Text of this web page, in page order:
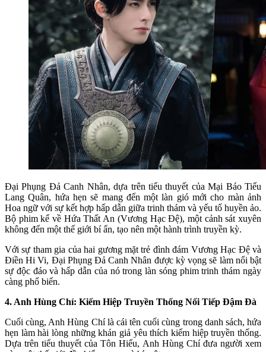
Đại Phụng Đả Canh Nhân, dựa trên tiểu thuyết của Mại Báo Tiểu
Lang Quân, hứa hẹn sẽ mang đến một làn gió mới cho màn ảnh
Hoa ngữ với sự kết hợp hấp dẫn giữa trinh thám và yếu tố huyền ảo.
Bộ phim kể về Hứa Thất An (Vương Hạc Đệ), một cảnh sát xuyên
không đến một thế giới bí ẩn, tạo nên một hành trình truyền kỳ.
Với sự tham gia của hai gương mặt trẻ đình đám Vương Hạc Đệ và
Điền Hi Vi, Đại Phụng Đả Canh Nhân được kỳ vọng sẽ làm nổi bật
sự độc đáo và hấp dẫn của nó trong làn sóng phim trinh thám ngày
càng phổ biến.
4. Anh Hùng Chí: Kiếm Hiệp Truyền Thống Nối Tiếp Đậm Đà
Cuối cùng, Anh Hùng Chí là cái tên cuối cùng trong danh sách, hứa
hẹn làm hài lòng những khán giả yêu thích kiếm hiệp truyền thống.
Dựa trên tiểu thuyết của Tôn Hiểu, Anh Hùng Chí đưa người xem